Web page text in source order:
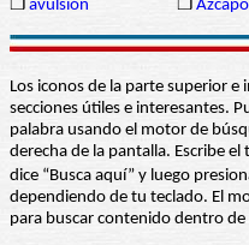
❒ avulsión ❒
Los iconos de la parte superior
secciones útiles e interesantes.
palabra usando el motor de
derecha de la pantalla. Escribe
dice “Busca aquí” y luego
dependiendo de tu teclado. El
para buscar contenido dentro de